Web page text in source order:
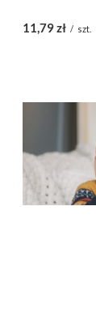
11,79 zł / szt.